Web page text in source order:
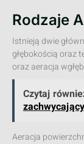
Rodzaje
Istnieją dwie
głębokością oraz
oraz aeracja
Czytaj
Aeracja